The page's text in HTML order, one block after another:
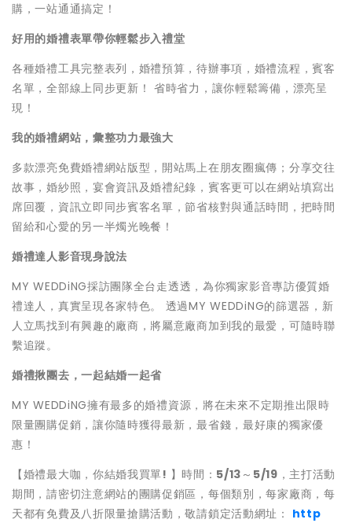
購，一站通通搞定！
好用的婚禮表單帶你輕鬆步入禮堂
各種婚禮工具完整表列，婚禮預算，待辦事項，婚禮流程，賓客
名單，全部線上同步更新！ 省時省力，讓你輕鬆籌備，漂亮呈
現！
我的婚禮網站，彙整功力最強大
多款漂亮免費婚禮網站版型，開站馬上在朋友圈瘋傳；分享交往
故事，婚紗照，宴會資訊及婚禮紀錄，賓客更可以在網站填寫出
席回覆，資訊立即同步賓客名單，節省核對與通話時間，把時間
留給和心愛的另一半燭光晚餐！
婚禮達人影音現身說法
MY WEDDiNG採訪團隊全台走透透，為你獨家影音專訪優質婚
禮達人，真實呈現各家特色。 透過MY WEDDiNG的篩選器，新
人立馬找到有興趣的廠商，將屬意廠商加到我的最愛，可隨時聯
繫追蹤。
婚禮揪團去，一起結婚一起省
MY WEDDiNG擁有最多的婚禮資源，將在未來不定期推出限時
限量團購促銷，讓你隨時獲得最新，最省錢，最好康的獨家優
惠！
【婚禮最大咖，你結婚我買單! 】時間： 5/13 ～ 5/19 ，主打活動
期間，請密切注意網站的團購促銷區，每個類別，每家廠商，每
天都有免費及八折限量搶購活動，敬請鎖定活動網址： http